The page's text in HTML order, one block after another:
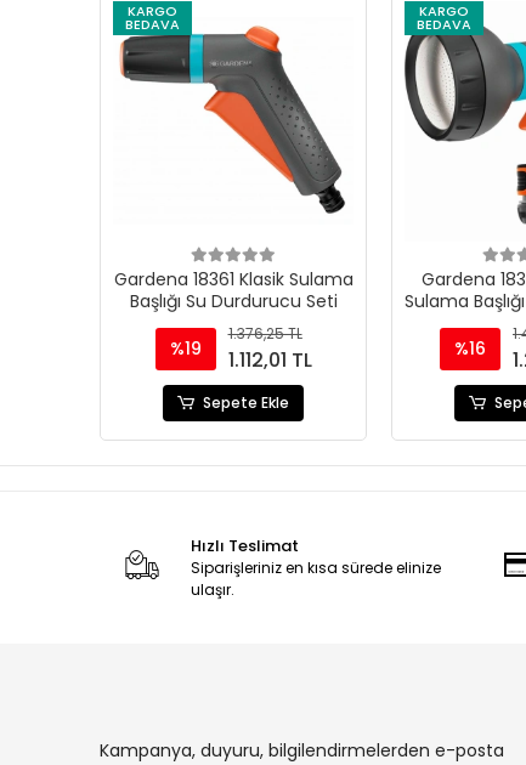
KARGO
BEDAVA
Gardena 18361 Klasik Sulama
Başlığı Su Durdurucu Seti
%19
1.376,25 TL
1.112,01 TL
Sepete Ekle
KARGO
BEDAVA
Gardena
Sulama
%16
Hızlı Teslimat
Siparişleriniz en kısa sürede elinize
ulaşır.
Kampanya, duyuru, bilgilendirmelerden e-posta